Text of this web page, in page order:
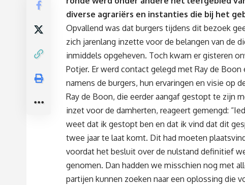
diverse agrariërs en instanties die bij het
Opvallend was dat burgers tijdens dit bezoek
zich jarenlang inzette voor de belangen van de
inmiddels opgeheven. Toch kwam er gisteren
Potjer. Er werd contact gelegd met Ray de
namens de burgers, hun ervaringen en visie op
Ray de Boon, die eerder aangaf gestopt te zijn
inzet voor de damherten, reageert gemengd:
weet dat ik gestopt ben en dat ik vind dat dit
twee jaar te laat komt. Dit had moeten
voordat het besluit over de nulstand definitief
genomen. Dan hadden we misschien nog met
partijen kunnen zoeken naar een oplossing die